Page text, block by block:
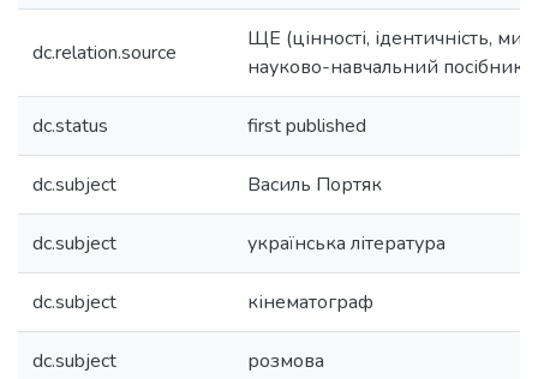
dc.relation.source
ЩЕ (цінності, ідентичність,
науково-навчальний посібник
dc.status first published
dc.subject Василь Портяк
dc.subject українська література
dc.subject кінематограф
dc.subject розмова